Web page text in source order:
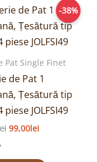
-38%
Pat Single Finet
de Pat 1
Țesătură tip
piese JOLFSI49
Prețul
inițial
a
fost:
159,00lei.
99,00lei
Prețul
curent
este:
99,00lei.